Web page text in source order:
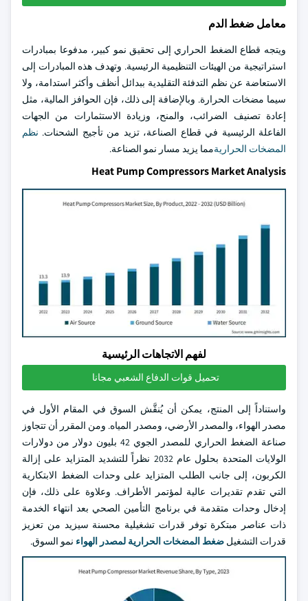
معامل ضغط الدم
ويتجه قطاع الضغط الحراري إلى تحقيق نمو كبير، مدفوعا بمبادرات
استراتيجية من الهيئات التنظيمية الرئيسية. وتهدف هذه المبادرات إلى
الاستعاضة عن نظم التدفئة التقليدية ببدائل أنظف وأكثر استدامة، ولا
سيما مضخات الحرارة. وبالإضافة إلى ذلك، فإن الحوافز المالية، مثل
إعادة تصنيف الضرائب، والمنح، وزيادة الاستثمارات من الجهات
الفاعلة الرئيسية في قطاع الصناعة، تزيد من تأجيج الشحنات. نظم
المضخات الحراريةمما يزيد مسار نمو الصناعة.
Heat Pump Compressors Market Analysis
لفهم الاتجاهات الرئيسية
تحميل قوات الدفاع الشعبي مجانا
واستناداً إلى المنتج، يمكن أن يُنقَّش السوق في المقام الأول في
مصدر الهواء، والمصدر الأرضي، ومصدر المياه. ومن المقرر أن تتجاوز
صناعة الضغط الحراري للمصدر الجوي 42 بليون دولار من دولارات
الولايات المتحدة بحلول عام 2032 نظراً للتشديد المتزايد على إزالة
الكربون، إلى جانب الطلب المتزايد على وحدات الضغط الابتكارية
التي تقدم تقديرات عالية لمؤتمر الأطراف. وعلاوة على ذلك، فإن
إدخال وحدات متقدمة في برنامج التأمين الصحي بعد انتهاء الخدمة
ذات عناصر مبتكرة توفر قدرات تشغيلية محسنة سيزيد من تعزيز
قدرات التشغيل ضغط المضخات الحرارية لمصدر الهواء نمو السوق.